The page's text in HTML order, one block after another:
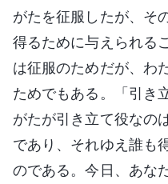
がたを征服したが、そ
得るために与えられる
は征服のためだが、わ
ためでもある。「引き
がたが引き立て役なの
であり、それゆえ誰も
のである。今日、あな